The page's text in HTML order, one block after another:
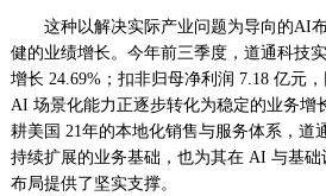
这种以解决实际产业问题为导向的AI
健的业绩增长。今年前三季度，道通科技
增长 24.69%；扣非归母净利润 7.18 亿元
AI 场景化能力正逐步转化为稳定的业务增
耕美国 21年的本地化销售与服务体系，道
持续扩展的业务基础，也为其在 AI 与基
布局提供了坚实支撑。